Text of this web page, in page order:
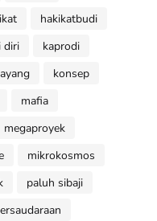
hakikatbudi
diri
kaprodi
konsep
mafia
megaproyek
mikrokosmos
paluh sibaji